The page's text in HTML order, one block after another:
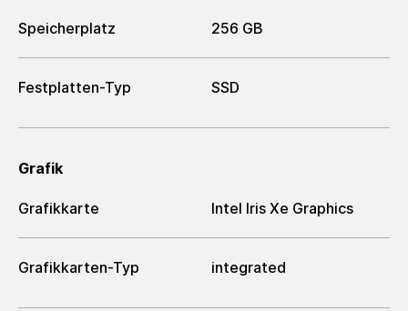
Speicherplatz 256 GB
Festplatten-Typ SSD
Grafik
Grafikkarte Intel Iris Xe Graphics
Grafikkarten-Typ integrated